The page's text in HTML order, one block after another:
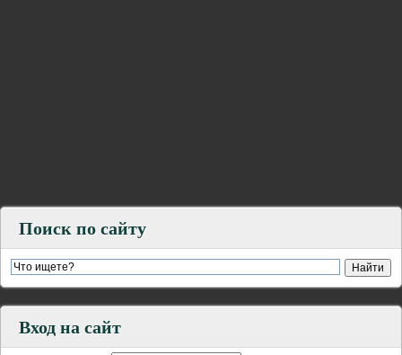
Поиск по сайту
Вход на сайт